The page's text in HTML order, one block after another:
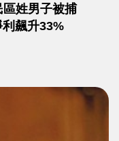
姓男子被捕
飆升33%